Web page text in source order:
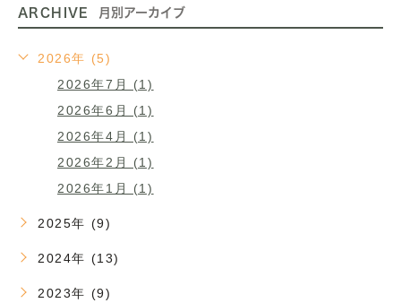
ARCHIVE 月別アーカイブ
2026年 (5)
2026年7月 (1)
2026年6月 (1)
2026年4月 (1)
2026年2月 (1)
2026年1月 (1)
2025年 (9)
2024年 (13)
2023年 (9)